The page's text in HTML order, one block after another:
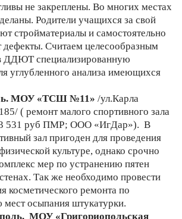
не закреплены. Во многих местах
Родители учащихся за свой
стройматериалы и самостоятельно
дефекты. Считаем целесообразным
ДДЮТ специализированную
углубленного анализа имеющихся
МОУ «ТСШ №11» /ул.Карла
( ремонт малого спортивного зала
531 руб ПМР; ООО «ИгДар»). В
зал пригоден для проведения
культуре, однако срочно
мер по устранению пятен
Так же необходимо провести
косметического ремонта по
мест осыпания штукатурки.
МОУ «Григориопольская